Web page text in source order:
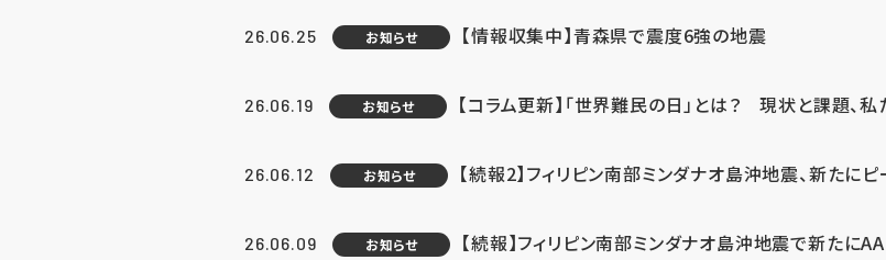
26.06.25 お知らせ 【情報収集中】青森県で震度6強の地震
26.06.19 お知らせ 【コラム更新】「世界難民の日」とは？ 現状と課題、
26.06.12 お知らせ 【続報2】フィリピン南部ミンダナオ島沖地震、新たに
26.06.09 お知らせ 【続報】フィリピン南部ミンダナオ島沖地震で新たに